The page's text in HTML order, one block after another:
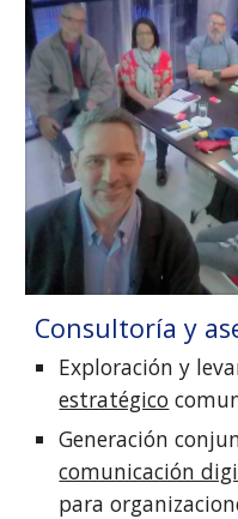
Consultoría y
Exploración y
estratégico
Generación
comunicación
para